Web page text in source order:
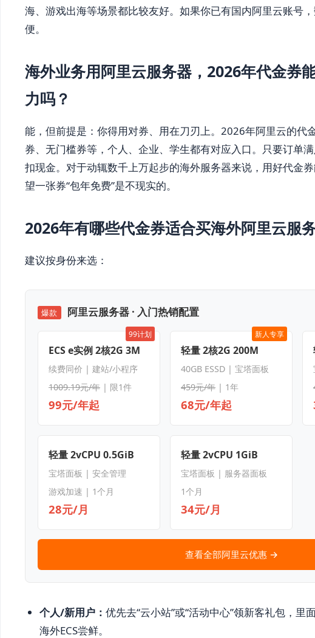
海、游戏出海等场景都比较友好。如果你已有国内阿里云账号
便。
海外业务用阿里云服务器，2026年代金券
力吗？
能，但前提是：你得用对券、用在刀刃上。2026年阿里云的代
券、无门槛券等，个人、企业、学生都有对应入口。只要订单
扣现金。对于动辄数千上万起步的海外服务器来说，用好代金
望一张券“包年免费”是不现实的。
2026年有哪些代金券适合买海外阿里云服
建议按身份来选：
爆款 阿里云服务器 · 入门热销配置
99计划
ECS e实例 2核2G 3M
续费同价 | 建站/小程序
1009.19元/年| 限1件
99元/年起
新人专享
轻量 2核2G 200M
40GB ESSD | 宝塔面板
459元/年 | 1年
68元/年起
轻量 2vCPU 0.5GiB
宝塔面板 | 安全管理
游戏加速 | 1个月
28元/月
轻量 2vCPU 1GiB
宝塔面板 | 服务器面板
1个月
34元/月
查看全部阿里云优惠 →
个人/新用户： 优先去“云小站”或“活动中心”领新客礼包，里
海外ECS尝鲜。